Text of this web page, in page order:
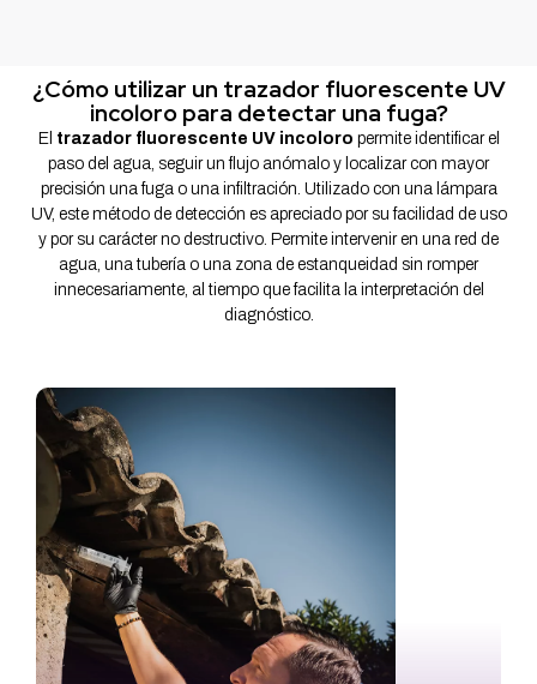
¿Cómo utilizar un trazador fluorescente UV
incoloro para detectar una fuga?
El trazador fluorescente UV incoloro permite identificar el
paso del agua, seguir un flujo anómalo y localizar con mayor
precisión una fuga o una infiltración. Utilizado con una lámpara
UV, este método de detección es apreciado por su facilidad de uso
y por su carácter no destructivo. Permite intervenir en una red de
agua, una tubería o una zona de estanqueidad sin romper
innecesariamente, al tiempo que facilita la interpretación del
diagnóstico.